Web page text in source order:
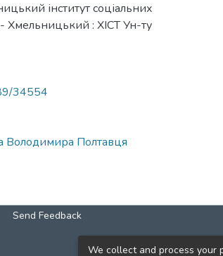
інститут соціальних
- Хмельницький : ХІСТ Ун-ту
34554
Володимира Полтавця
Send Feedback
КОНТАКТИ
We collect and process your